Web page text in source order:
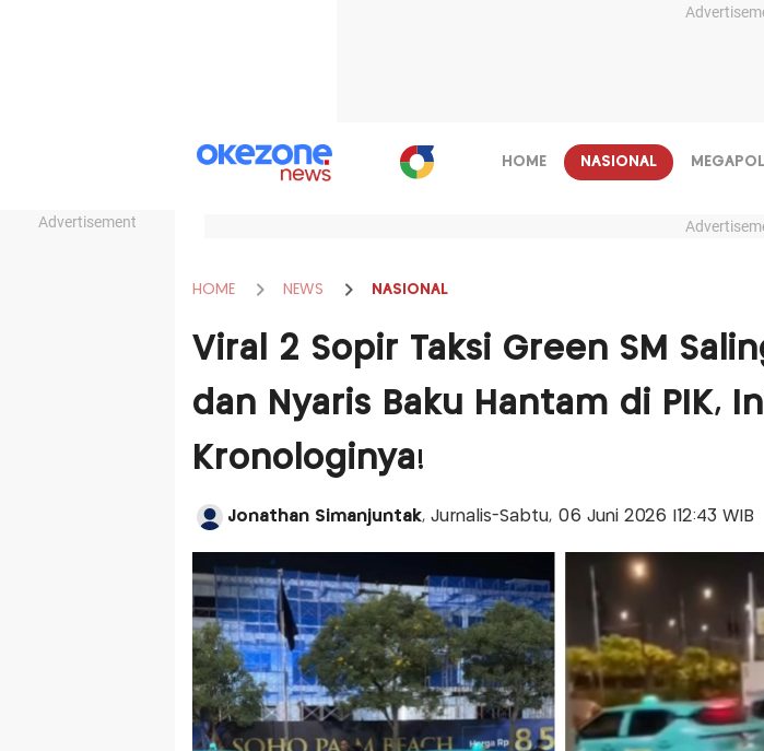
Advertisement
HOME NASIONAL
HOME NEWS NASIONAL
Viral 2 Sopir Taksi Green SM
dan Nyaris Baku Hantam di PIK,
Kronologinya!
Jonathan Simanjuntak, Jurnalis-Sabtu, 06 Juni 2026 |12:43 WIB